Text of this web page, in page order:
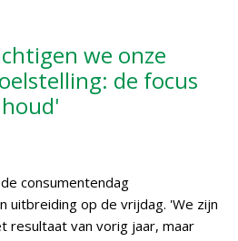
we onze
de focus
consumentendag
uitbreiding op de vrijdag. 'We zijn
resultaat van vorig jaar, maar